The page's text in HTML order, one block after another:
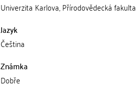
Univerzita Karlova, Přírodovědecká fakulta
Jazyk
Čeština
Známka
Dobře